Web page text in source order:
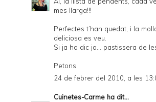
mes llarga!!!
Perfectes t’han quedat, i la
deliciosa es veu.
Si ja ho dic jo... pastissera de
Petons
24 de febrer del 2010, a les
Cuinetes-Carme ha dit...